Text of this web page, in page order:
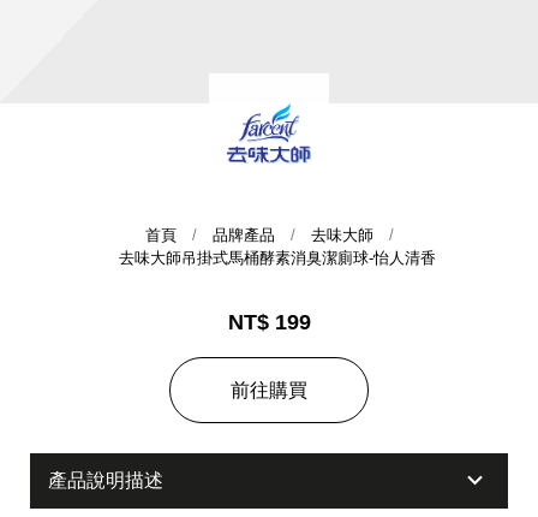
提供年報、每季財報、法說會資訊
不斷創新突破，致力提供消費者更舒適、方便的居家生
活
首頁 品牌產品
去味大師
去味大師吊掛式馬桶酵素消臭潔廁球-怡人清香
NT$ 199
前往購買
產品說明描述